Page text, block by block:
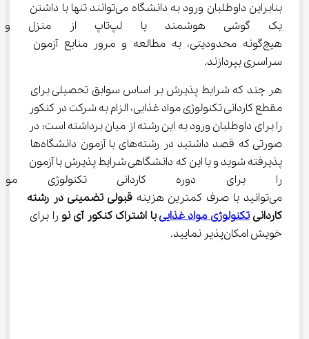
بنابراین داوطلبان ورود به دانشگاه می‌توانند تنها با داشتن
یک گوشی هوشمند یا لپ‌تاپ
هیچ‌گونه محدودیتی، به مطالعه و مرور منابع آزمون
سراسری بپردازند.
هر چند که شرایط پذیرش بر اساس سوابق تحصیلی برای
مقطع ﻛﺎردانی ﺗﻜﻨﻮﻟﻮژی ﻣﻮاد ﻏﺬایی، الزام به شرکت در کنکور
را برای داوطلبان ورود به این رشته از میان برداشته است؛ در
صورتی که قصد داشتید در رشته‌های با آزمون دانشگاه‌ها
پذیرفته شوید و یا این که دانشگاهی شرایط پذیرش با آزمون
را برای دوره ﻛﺎردانی ﺗﻜﻨﻮﻟﻮژی
می‌توانید با صرف کمترین هزینه
قبولی تضمینی در رشته
ﻛﺎردانی ﺗﻜﻨﻮﻟﻮژیﻣﻮادﻏﺬایی با اشتراک کنکور آی نو را برای
خویش امکان‌پذیر نمایید.